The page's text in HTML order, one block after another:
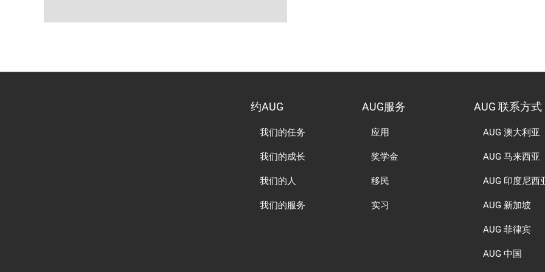
约AUG
我们的任务
我们的成长
我们的人
我们的服务
AUG服务
应用
奖学金
移民
实习
AUG 联系方式
AUG 澳大利亚
AUG 马来西亚
AUG 印度尼西
AUG 新加坡
AUG 菲律宾
AUG 中国